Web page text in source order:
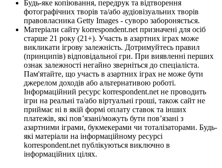
Будь-яке копіювання, передрук та відтворення
фотографічних творів та/або аудіовізуальних творів
правовласника Getty Images - суворо забороняється.
Матеріали сайту korrespondent.net призначені для осіб
старше 21 року (21+). Участь в азартних іграх може
викликати ігрову залежність. Дотримуйтесь правил
(принципів) відповідальної гри. При виявленні перших
ознак залежності негайно зверніться до спеціаліста.
Пам'ятайте, що участь в азартних іграх не може бути
джерелом доходів або альтернативою роботі.
Інформаційний ресурс korrespondent.net не проводить
ігри на реальні та/або віртуальні гроші, також сайт не
приймає ні в якій формі оплату ставок та інших
платежів, які пов’язані/можуть бути пов’язані з
азартними іграми, букмекерами чи тоталізаторами. Будь-
які матеріали на інформаційному ресурсі
korrespondent.net публікуються виключно в
інформаційних цілях.